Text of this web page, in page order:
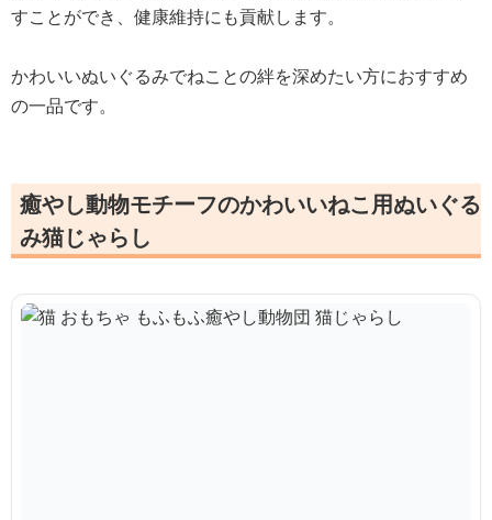
すことができ、健康維持にも貢献します。
かわいいぬいぐるみでねことの絆を深めたい方におすすめ
の一品です。
癒やし動物モチーフのかわいいねこ用ぬいぐる
み猫じゃらし